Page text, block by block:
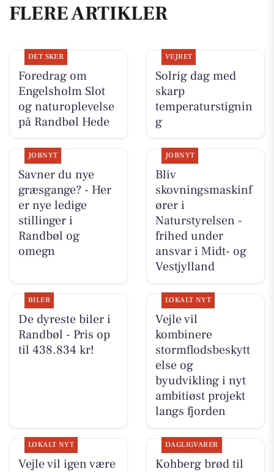
FLERE ARTIKLER
DET SKER
Foredrag om
Engelsholm Slot
og naturoplevelse
på Randbøl Hede
VEJRET
Solrig dag med
skarp
temperaturstignin
g
JOBNYT
Savner du nye
græsgange? - Her
er nye ledige
stillinger i
Randbøl og
omegn
JOBNYT
Bliv
skovningsmaskinf
ører i
Naturstyrelsen -
frihed under
ansvar i Midt- og
Vestjylland
BILER
De dyreste biler i
Randbøl - Pris op
til 438.834 kr!
LOKALT NYT
Vejle vil
kombinere
stormflodsbeskytt
else og
byudvikling i nyt
ambitiøst projekt
langs fjorden
LOKALT NYT
Vejle vil igen være
DAGLIGVARER
Kohberg brød til